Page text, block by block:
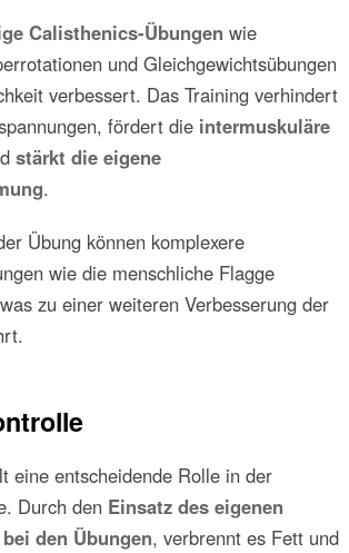
Calisthenics-Übungen wie
und Gleichgewichtsübungen
verbessert. Das Training verhindert
fördert die intermuskuläre
stärkt die eigene
.
Übung können komplexere
wie die menschliche Flagge
zu einer weiteren Verbesserung der
eine entscheidende Rolle in der
Durch den Einsatz des eigenen
den Übungen, verbrennt es Fett und